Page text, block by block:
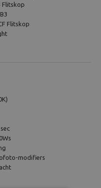
Flitskop
Flitskop
modifiers